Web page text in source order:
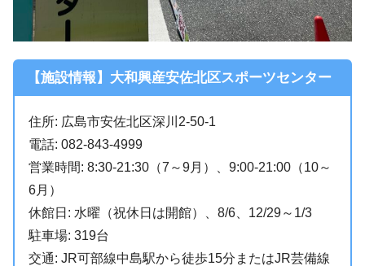
【施設情報】大和興産安佐北区スポーツセンター
住所: 広島市安佐北区深川2-50-1
電話: 082-843-4999
営業時間: 8:30-21:30（7～9月）、9:00-21:00（10～
6月）
休館日: 水曜（祝休日は開館）、8/6、12/29～1/3
駐車場: 319台
交通: JR可部線中島駅から徒歩15分またはJR芸備線